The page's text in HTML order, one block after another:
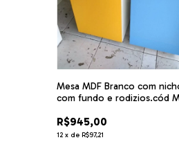
Mesa MDF Branco com
com fundo e rodizios.cód
R$945,00
12 x deR$97,21